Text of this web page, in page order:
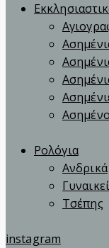
Ρολόγια
Ανδρικά
Τσέπης
instagram